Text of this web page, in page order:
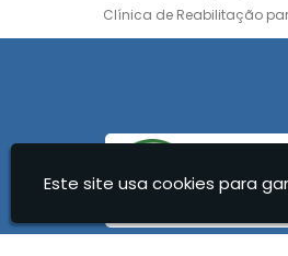
Clínica de Reabilitação
Clínica para Dependência
Clínica de Recuperação
Clínica para Dependentes
Este site usa cookies para